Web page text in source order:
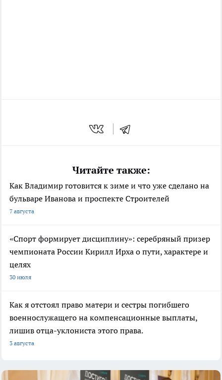
Читайте также:
Как Владимир готовится к зиме и что уже сделано на
бульваре Иванова и проспекте Строителей
7 августа
«Спорт формирует дисциплину»: серебряный призер
чемпионата России Кирилл Ирха о пути, характере и
целях
30 июля
Как я отстоял право матери и сестры погибшего
военнослужащего на компенсационные выплаты,
лишив отца-уклониста этого права.
3 августа